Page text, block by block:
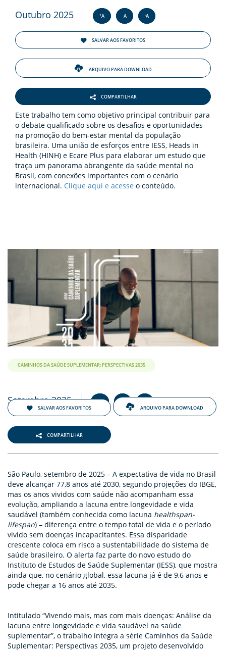
Outubro 2025 +A A -A
SALVAR AOS FAVORITOS
ARQUIVO PARA DOWNLOAD
COMPARTILHAR
Este trabalho tem como objetivo principal contribuir para
o debate qualificado sobre os desafios e oportunidades
na promoção do bem-estar mental da população
brasileira. Uma união de esforços entre IESS, Heads in
Health (HINH) e Ecare Plus para elaborar um estudo que
traça um panorama abrangente da saúde mental no
Brasil, com conexões importantes com o cenário
internacional. Clique aqui e acesse o conteúdo.
CAMINHOS DA SAÚDE SUPLEMENTAR: PERSPECTIVAS 2035
Setembro 2025 +A
SALVAR AOS FAVORITOS
ARQUIVO PARA DOWNLOAD
COMPARTILHAR
São Paulo, setembro de 2025 – A expectativa de vida no Brasil
deve alcançar 77,8 anos até 2030, segundo projeções do IBGE,
mas os anos vividos com saúde não acompanham essa
evolução, ampliando a lacuna entre longevidade e vida
saudável (também conhecida como lacuna healthspan-
lifespan) – diferença entre o tempo total de vida e o período
vivido sem doenças incapacitantes. Essa disparidade
crescente coloca em risco a sustentabilidade do sistema de
saúde brasileiro. O alerta faz parte do novo estudo do
Instituto de Estudos de Saúde Suplementar (IESS), que mostra
ainda que, no cenário global, essa lacuna já é de 9,6 anos e
pode chegar a 16 anos até 2035.
Intitulado “Vivendo mais, mas com mais doenças: Análise da
lacuna entre longevidade e vida saudável na saúde
suplementar”, o trabalho integra a série Caminhos da Saúde
Suplementar: Perspectivas 2035, um projeto desenvolvido